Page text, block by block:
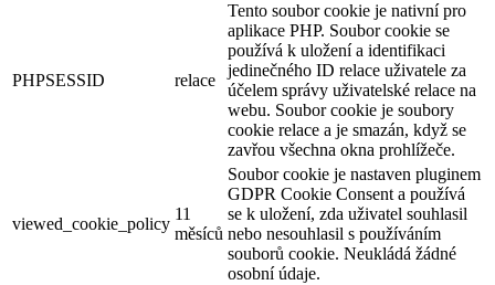
PHPSESSID relace
Tento soubor cookie je nativní pro
aplikace PHP. Soubor cookie se
používá k uložení a identifikaci
jedinečného ID relace uživatele za
účelem správy uživatelské relace na
webu. Soubor cookie je soubory
cookie relace a je smazán, když se
zavřou všechna okna prohlížeče.
viewed_cookie_policy
11
měsíců
Soubor cookie je nastaven pluginem
GDPR Cookie Consent a používá
se k uložení, zda uživatel souhlasil
nebo nesouhlasil s používáním
souborů cookie. Neukládá žádné
osobní údaje.